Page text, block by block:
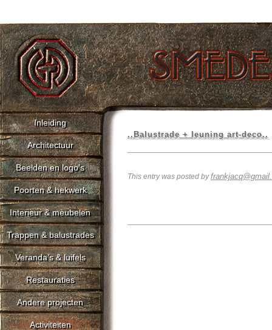
Inleiding
Architectuur
Beelden en logo’s
Poorten & hekwerk
Interieur & meubelen
Trappen & balustrades
Veranda’s & luifels
Restauraties
Andere projecten
Activiteiten
..Balustrade + leuning art-deco..
This entry was posted by